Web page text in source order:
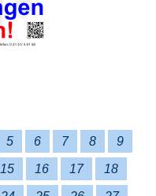
5 6 7 8 9
15 16 17 18